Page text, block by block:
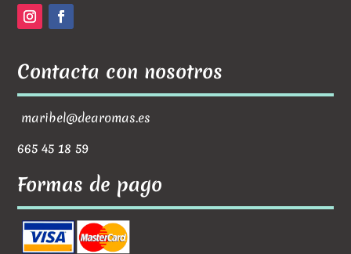
Contacta con nosotros
maribel@dearomas.es
665 45 18 59
Formas de pago